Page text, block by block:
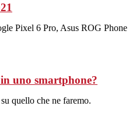
Pixel 6 Pro, Asus ROG
uno smartphone?
quello che ne faremo.